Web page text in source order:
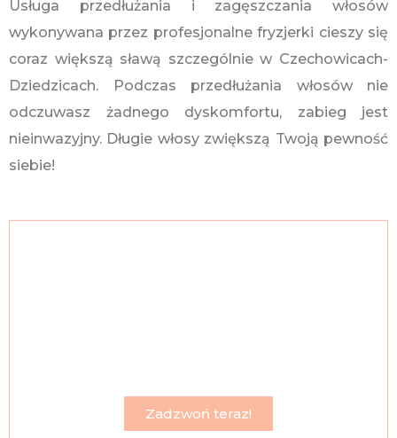
Usługa przedłużania i zagęszczania włosów
wykonywana przez profesjonalne fryzjerki cieszy się
coraz większą sławą szczególnie w Czechowicach-
Dziedzicach. Podczas przedłużania włosów nie
odczuwasz żadnego dyskomfortu, zabieg jest
nieinwazyjny. Długie włosy zwiększą Twoją pewność
siebie!
Zadzwoń teraz!